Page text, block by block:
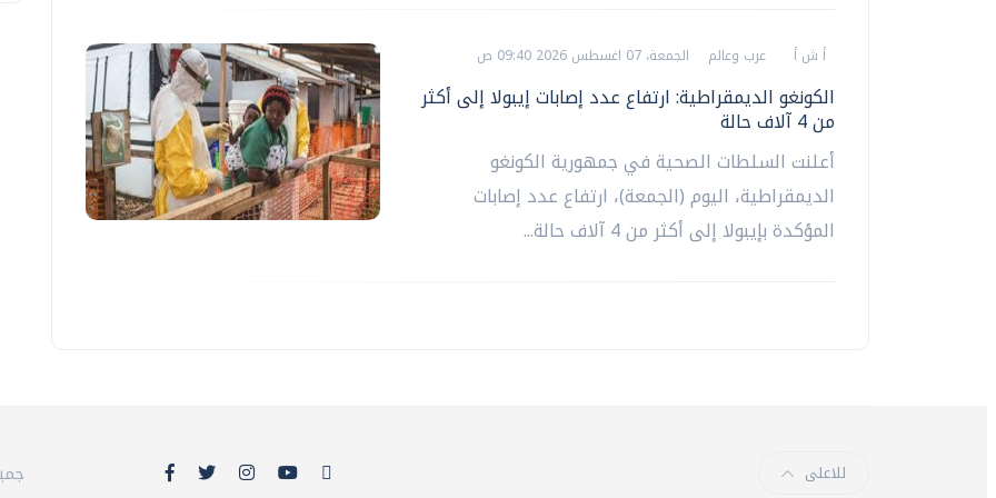
أ ش أ عرب وعالم الجمعة، 07 اغسطس 2026 09:40 ص
الكونغو الديمقراطية: ارتفاع عدد إصابات إيبولا إلى أكثر
من 4 آلاف حالة
أعلنت السلطات الصحية في جمهورية الكونغو
الديمقراطية، اليوم (الجمعة)، ارتفاع عدد إصابات
المؤكدة بإيبولا إلى أكثر من 4 آلاف حالة...
© للاعلى